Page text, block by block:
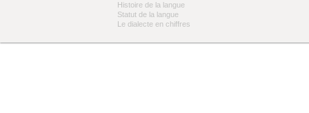
Histoire de la langue
Statut de la langue
Le dialecte en chiffres